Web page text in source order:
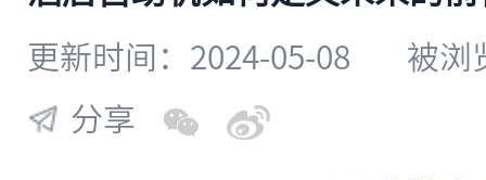
更新时间：2024-05-08
被浏
分享